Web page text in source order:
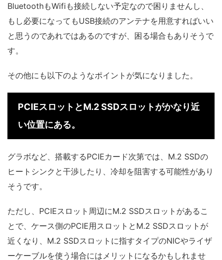
BluetoothもWifiも接続しない予定なので困りませんし、
もし必要になってもUSB接続のアンテナを用意すればいい
と思うのであれではあるのですが、困る場合もありそうで
す。
その他にも以下のようなポイントが気になりました。
PCIEスロットとM.2 SSDスロットがかなり近
い位置にある。
グラボなど、搭載するPCIEカード次第では、M.2 SSDの
ヒートシンクと干渉したり、冷却を阻害する可能性があり
そうです。
ただし、PCIEスロット周辺にM.2 SSDスロットがあるこ
とで、ケース側のPCIE用スロットとM.2 SSDスロットが
近くなり、M.2 SSDスロットに指すタイプのNICやライザ
ーケーブルを使う場合にはメリットになるかもしれませ